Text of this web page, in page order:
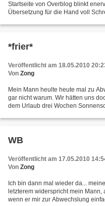
Startseite von Overblog blinkt
Übersetzung für die Hand voll
*frier*
Veröffentlicht am 18.05.2010
Von Zong
Mein Mann heulte heute mal zu
gar nicht warum. Wir hätten uns
dem Urlaub drei Wochen
WB
Veröffentlicht am 17.05.2010
Von Zong
Ich bin dann mal wieder da...
letzterem widerspricht mein
wenn er mir zur Abwechslung